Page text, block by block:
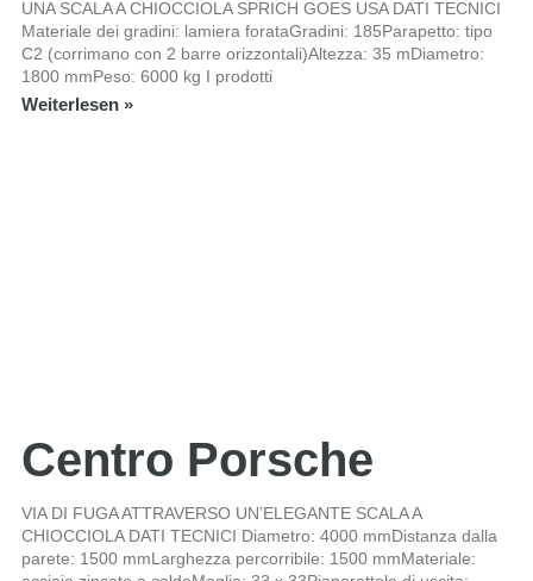
UNA SCALA A CHIOCCIOLA SPRICH GOES USA DATI TECNICI
Materiale dei gradini: lamiera forataGradini: 185Parapetto: tipo
C2 (corrimano con 2 barre orizzontali)Altezza: 35 mDiametro:
1800 mmPeso: 6000 kg I prodotti
Weiterlesen »
Centro Porsche
VIA DI FUGA ATTRAVERSO UN’ELEGANTE SCALA A
CHIOCCIOLA DATI TECNICI Diametro: 4000 mmDistanza dalla
parete: 1500 mmLarghezza percorribile: 1500 mmMateriale: